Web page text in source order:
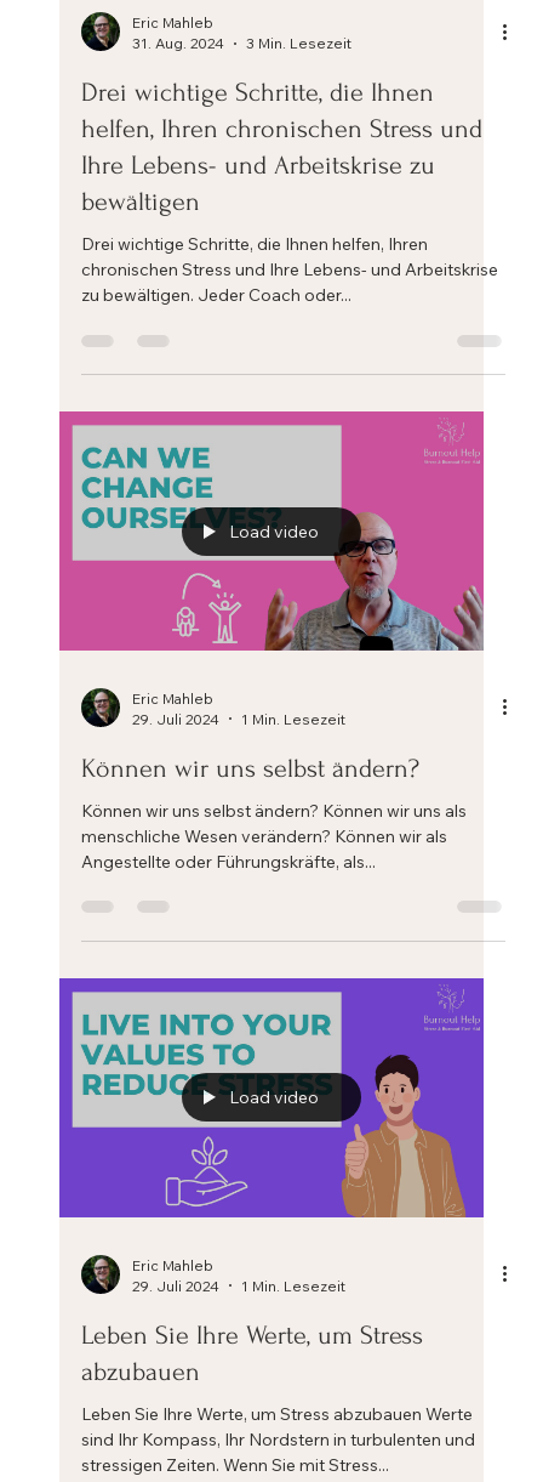
Eric Mahleb
31. Aug. 2024
Drei wichtige Schritte, die Ihnen
helfen, Ihren chronischen Stress und
Ihre Lebens- und Arbeitskrise zu
bewältigen
chronischen Stress und Ihre Lebens- und Arbeitskrise
Eric Mahleb
29. Juli 2024
1 Min. Lesezeit
Können wir uns selbst ändern?
menschliche Wesen verändern? Können wir als
Eric Mahleb
29. Juli 2024
1 Min. Lesezeit